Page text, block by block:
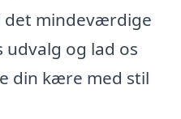
det mindeværdige
udvalg og lad os
din kære med stil